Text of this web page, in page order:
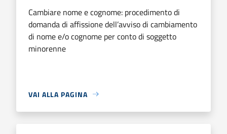
Cambiare nome e cognome: procedimento di
domanda di affissione dell’avviso di cambiamento
di nome e/o cognome per conto di soggetto
minorenne
VAI ALLA PAGINA